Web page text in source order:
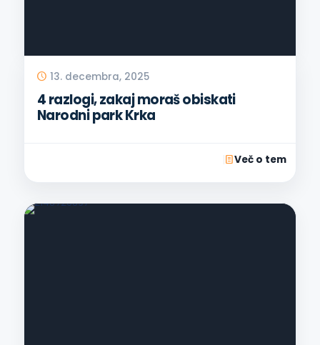
13. decembra, 2025
4 razlogi, zakaj moraš obiskati
Narodni park Krka
Več o tem